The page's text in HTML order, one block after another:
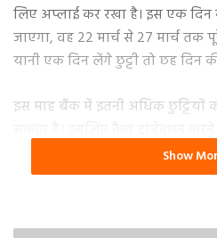
लिए अप्लाई कर रखा है। इस एक
जाएगा, वह 22 मार्च से 27 मार्च तक
यानी एक दिन लेंगे छुट्टी तो छह दिन
इस माह बैंक में इतनी अधिक छुट्टियों
ही एटीएम से कैश निकासी कर लें।
की भीड़ काफी बढ़ जाती है। बाहर के
है। ऐसे में आपके लिए जानना जरूरी हो
Show